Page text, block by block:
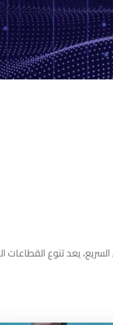
يعد تنوع القطاعات